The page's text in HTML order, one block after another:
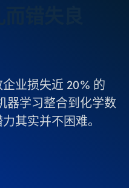
错失良
业损失近 20% 的
器学习整合到化学数
其实并不困难。